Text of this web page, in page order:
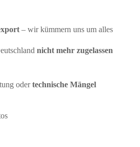
– wir kümmern uns um alles
nicht mehr zugelassen
odertechnische Mängel